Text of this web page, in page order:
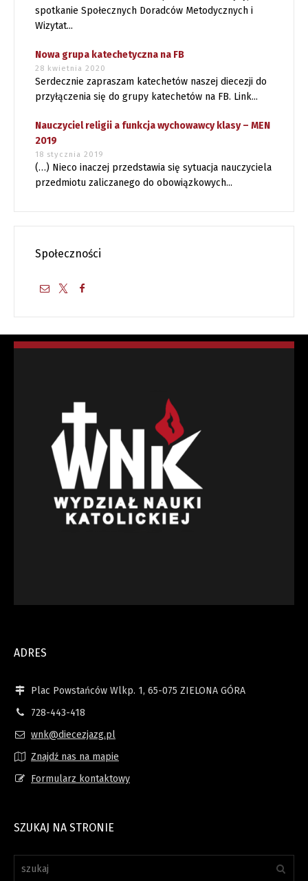
spotkanie Społecznych Doradców Metodycznych i
Wizytat...
Nowa grupa katechetyczna na FB
28 kwietnia 2020
Serdecznie zapraszam katechetów naszej diecezji do
przyłączenia się do grupy katechetów na FB. Link...
Nauczyciel religii a funkcja wychowawcy klasy – MEN
2019
18 stycznia 2019
(…) Nieco inaczej przedstawia się sytuacja nauczyciela
przedmiotu zaliczanego do obowiązkowych...
Społeczności
ADRES
Plac Powstańców Wlkp. 1, 65-075 ZIELONA GÓRA
728-443-418
wnk@diecezjazg.pl
Znajdź nas na mapie
Formularz kontaktowy
SZUKAJ NA STRONIE